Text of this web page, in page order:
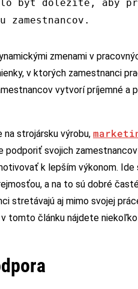
byť dôležité, aby
zmenami v
v ktorých zamestnanci
vytvorí príjemné a
strojársku výrobu,
podporiť svojich
k lepším výkonom. Ide
a na to sú dobré
stretávajú aj mimo svojej
tomto článku nájdete